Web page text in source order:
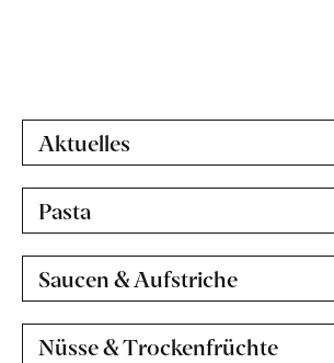
Aktuelles
Pasta
Saucen & Aufstriche
Nüsse & Trockenfrüchte